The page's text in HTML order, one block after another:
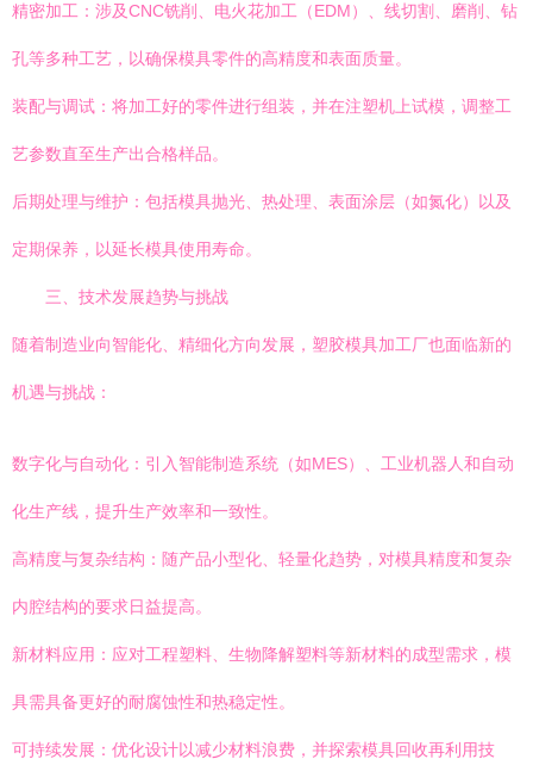
精密加工：涉及CNC铣削、电火花加工（EDM）、线切割、磨削、钻
孔等多种工艺，以确保模具零件的高精度和表面质量。
装配与调试：将加工好的零件进行组装，并在注塑机上试模，调整工
艺参数直至生产出合格样品。
后期处理与维护：包括模具抛光、热处理、表面涂层（如氮化）以及
定期保养，以延长模具使用寿命。
三、技术发展趋势与挑战
随着制造业向智能化、精细化方向发展，塑胶模具加工厂也面临新的
机遇与挑战：
数字化与自动化：引入智能制造系统（如MES）、工业机器人和自动
化生产线，提升生产效率和一致性。
高精度与复杂结构：随产品小型化、轻量化趋势，对模具精度和复杂
内腔结构的要求日益提高。
新材料应用：应对工程塑料、生物降解塑料等新材料的成型需求，模
具需具备更好的耐腐蚀性和热稳定性。
可持续发展：优化设计以减少材料浪费，并探索模具回收再利用技